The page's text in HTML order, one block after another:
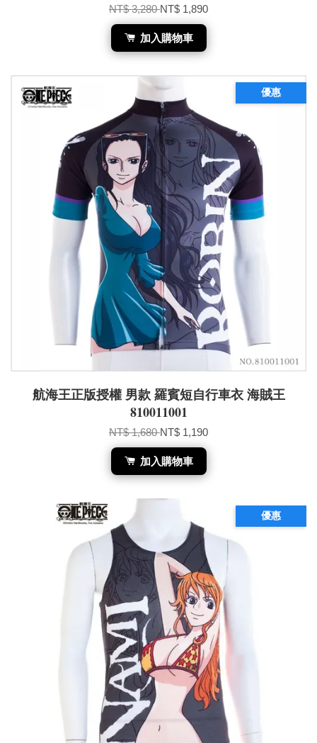
NT$ 3,280NT$ 1,890
加入購物車
優惠
航海王正版授權 男款 羅賓短自行車衣 海賊王
810011001
NT$ 1,680NT$ 1,190
加入購物車
優惠